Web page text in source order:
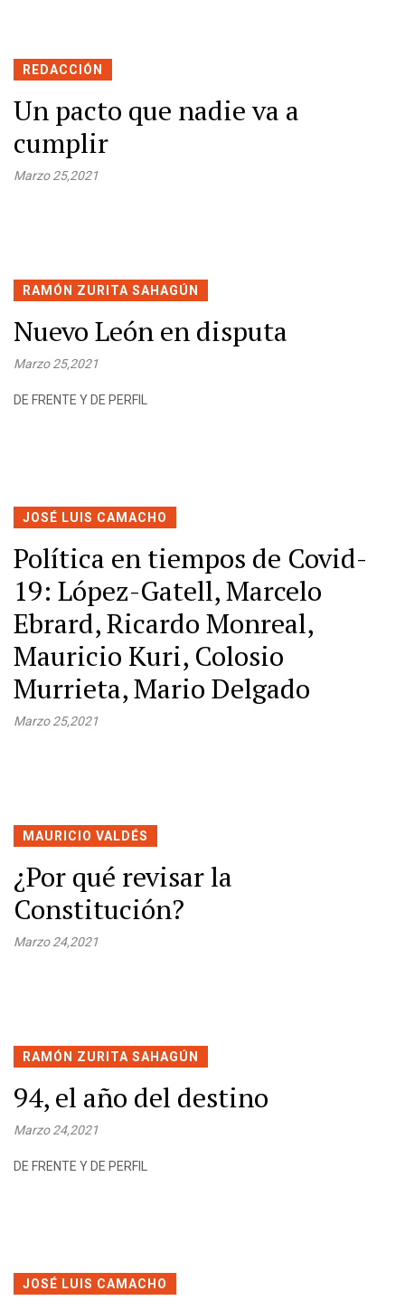
REDACCIÓN
Un pacto que nadie va a
cumplir
Marzo 25,2021
RAMÓN ZURITA SAHAGÚN
Nuevo León en disputa
Marzo 25,2021
DE FRENTE Y DE PERFIL
JOSÉ LUIS CAMACHO
Política en tiempos de Covid-
19: López-Gatell, Marcelo
Ebrard, Ricardo Monreal,
Mauricio Kuri, Colosio
Murrieta, Mario Delgado
Marzo 25,2021
MAURICIO VALDÉS
¿Por qué revisar la
Constitución?
Marzo 24,2021
RAMÓN ZURITA SAHAGÚN
94, el año del destino
Marzo 24,2021
DE FRENTE Y DE PERFIL
JOSÉ LUIS CAMACHO